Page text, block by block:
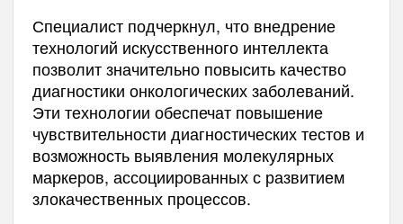
Специалист подчеркнул, что внедрение
технологий искусственного интеллекта
позволит значительно повысить качество
диагностики онкологических заболеваний.
Эти технологии обеспечат повышение
чувствительности диагностических тестов и
возможность выявления молекулярных
маркеров, ассоциированных с развитием
злокачественных процессов.